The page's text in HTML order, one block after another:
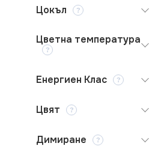
Цокъл
Цветна температура
Енергиен Клас
Цвят
Димиране